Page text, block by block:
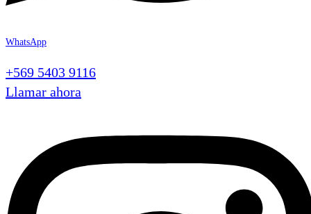
WhatsApp
+569 5403 9116
Llamar ahora